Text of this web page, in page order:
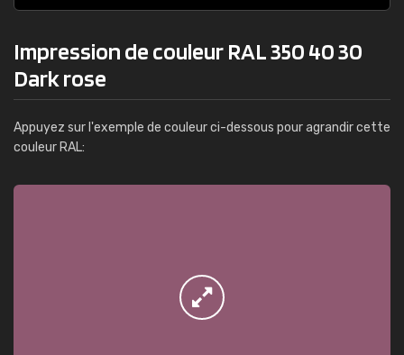
Impression de couleur RAL 350 40 30
Dark rose
Appuyez sur l'exemple de couleur ci-dessous pour agrandir cette
couleur RAL: